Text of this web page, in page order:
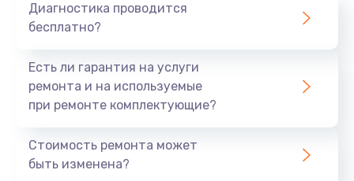
Диагностика проводится
бесплатно?
Есть ли гарантия на услуги
ремонта и на используемые
при ремонте комплектующие?
Стоимость ремонта может
быть изменена?